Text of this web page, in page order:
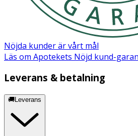
Nöjda kunder är vårt mål
Läs om Apotekets Nöjd kund-
Leverans & betalning
🚚Leverans